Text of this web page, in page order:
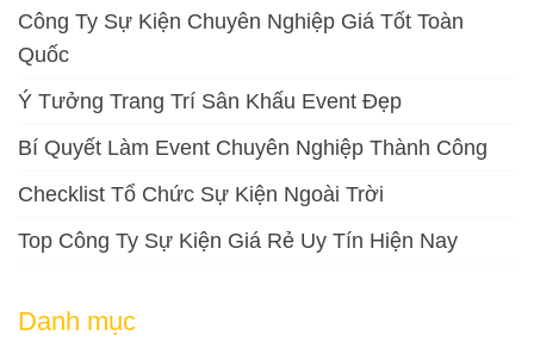
Công Ty Sự Kiện Chuyên Nghiệp Giá Tốt Toàn
Quốc
Ý Tưởng Trang Trí Sân Khấu Event Đẹp
Bí Quyết Làm Event Chuyên Nghiệp Thành Công
Checklist Tổ Chức Sự Kiện Ngoài Trời
Top Công Ty Sự Kiện Giá Rẻ Uy Tín Hiện Nay
Danh mục